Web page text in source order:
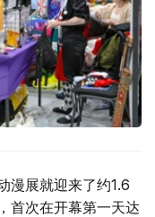
漫展就迎来了约1.6
首次在开幕第一天达